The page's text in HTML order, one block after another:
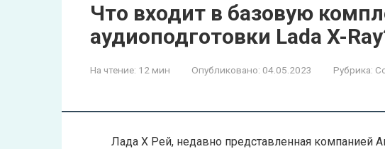
Что входит в базовую
аудиоподготовки Lada X-
На чтение: 12 мин Опубликовано: 04.05.2023 Рубрика:
Лада Х Рей, недавно представленная компанией